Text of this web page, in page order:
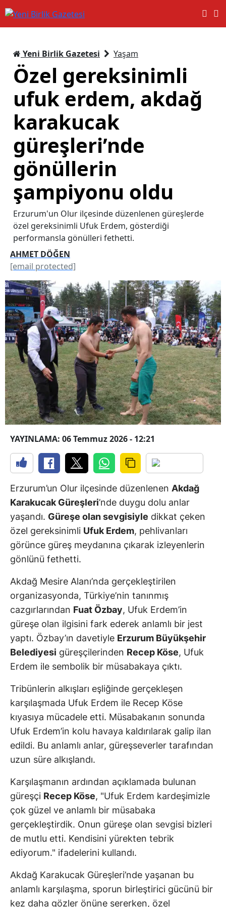
Yeni Birlik Gazetesi Yaşam
Özel gereksinimli
ufuk erdem, akdağ
karakucak
güreşleri’nde
gönüllerin
şampiyonu oldu
Erzurum'un Olur ilçesinde düzenlenen güreşlerde
özel gereksinimli Ufuk Erdem, gösterdiği
performansla gönülleri fethetti.
AHMET DÖĞEN
[email protected]
YAYINLAMA: 06 Temmuz 2026 - 12:21
Erzurum’un Olur ilçesinde düzenlenen Akdağ
Karakucak Güreşleri’nde duygu dolu anlar
yaşandı. Güreşe olan sevgisiyle dikkat çeken
özel gereksinimli Ufuk Erdem, pehlivanları
görünce güreş meydanına çıkarak izleyenlerin
gönlünü fethetti.
Akdağ Mesire Alanı’nda gerçekleştirilen
organizasyonda, Türkiye’nin tanınmış
cazgırlarından Fuat Özbay, Ufuk Erdem’in
güreşe olan ilgisini fark ederek anlamlı bir jest
yaptı. Özbay’ın davetiyle Erzurum Büyükşehir
Belediyesi güreşçilerinden Recep Köse, Ufuk
Erdem ile sembolik bir müsabakaya çıktı.
Tribünlerin alkışları eşliğinde gerçekleşen
karşılaşmada Ufuk Erdem ile Recep Köse
kıyasıya mücadele etti. Müsabakanın sonunda
Ufuk Erdem’in kolu havaya kaldırılarak galip ilan
edildi. Bu anlamlı anlar, güreşseverler tarafından
uzun süre alkışlandı.
Karşılaşmanın ardından açıklamada bulunan
güreşçi Recep Köse, "Ufuk Erdem kardeşimizle
çok güzel ve anlamlı bir müsabaka
gerçekleştirdik. Onun güreşe olan sevgisi bizleri
de mutlu etti. Kendisini yürekten tebrik
ediyorum." ifadelerini kullandı.
Akdağ Karakucak Güreşleri’nde yaşanan bu
anlamlı karşılaşma, sporun birleştirici gücünü bir
kez daha gözler önüne sererken, özel